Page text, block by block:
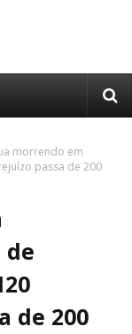
morrendo em
passa de 200
de
de 200